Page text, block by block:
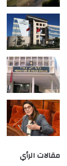
مقالات الرأي